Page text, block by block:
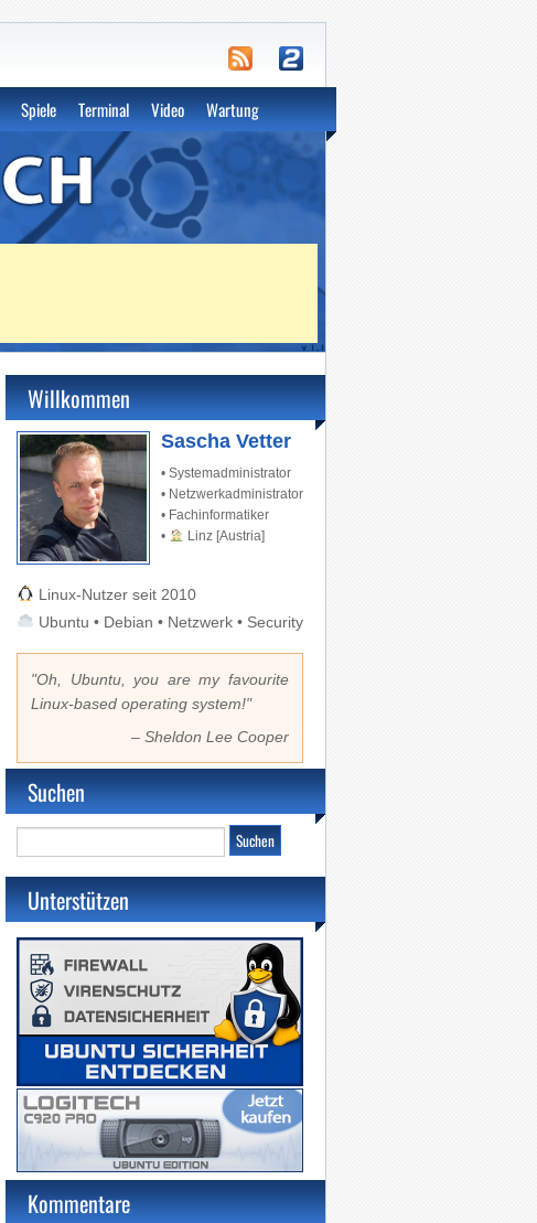
Spiele Terminal Video Wartung
Willkommen
Sascha Vetter
• Systemadministrator
• Netzwerkadministrator
• Fachinformatiker
•
Linz [Austria]
Linux-Nutzer seit 2010
Ubuntu • Debian • Netzwerk • Security
"Oh, Ubuntu, you are my favourite
Linux-based operating system!"
– Sheldon Lee Cooper
Suchen
Unterstützen
Kommentare